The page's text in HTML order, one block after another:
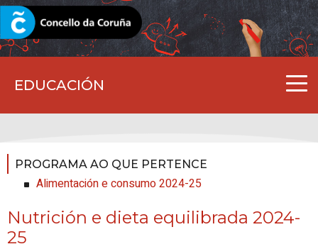
EDUCACIÓN
CORUNA.GAL
PROGRAMA AO QUE PERTENCE
Alimentación e consumo 2024-25
Nutrición e dieta equilibrada 2024-
25